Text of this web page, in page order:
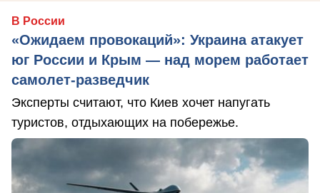
В России
«Ожидаем провокаций»: Украина атакует
юг России и Крым — над морем работает
самолет-разведчик
Эксперты считают, что Киев хочет напугать
туристов, отдыхающих на побережье.